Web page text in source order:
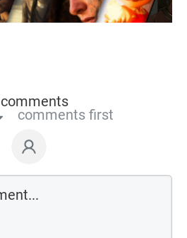
comments first